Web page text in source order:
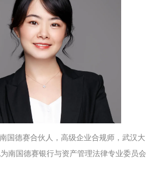
南国德赛合伙人，高级企业合规师，武汉大
南国德赛银行与资产管理法律专业委员会